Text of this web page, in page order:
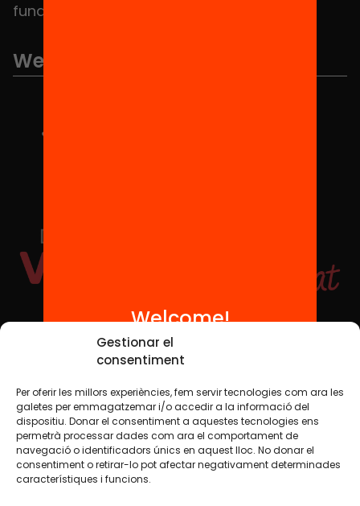
Gestionar el
consentiment
Per oferir les millors experiències, fem servir tecnologies com ara les
galetes per emmagatzemar i/o accedir a la informació del
dispositiu. Donar el consentiment a aquestes tecnologies ens
permetrà processar dades com ara el comportament de
navegació o identificadors únics en aquest lloc. No donar el
consentiment o retirar-lo pot afectar negativament determinades
característiques i funcions.
fundacio@equitat.org
We are part of...
Social Media
TW YTB IG FB IN
Legal NoticeCookie Policy
Welcome!